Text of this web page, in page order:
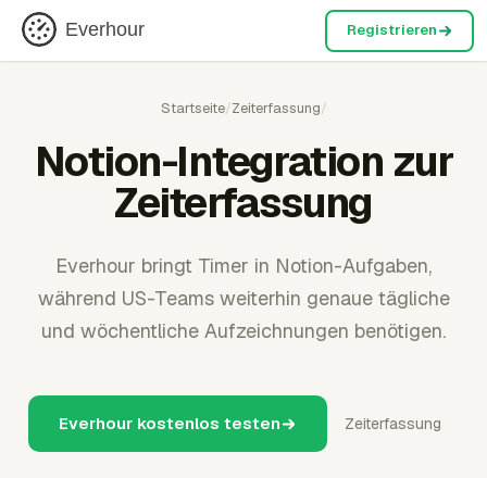
Everhour Registrieren
Startseite/Zeiterfassung/
Notion-Integration zur
Zeiterfassung
Everhour bringt Timer in Notion-Aufgaben,
während US-Teams weiterhin genaue tägliche
und wöchentliche Aufzeichnungen benötigen.
Everhour kostenlos testen Zeiterfassung